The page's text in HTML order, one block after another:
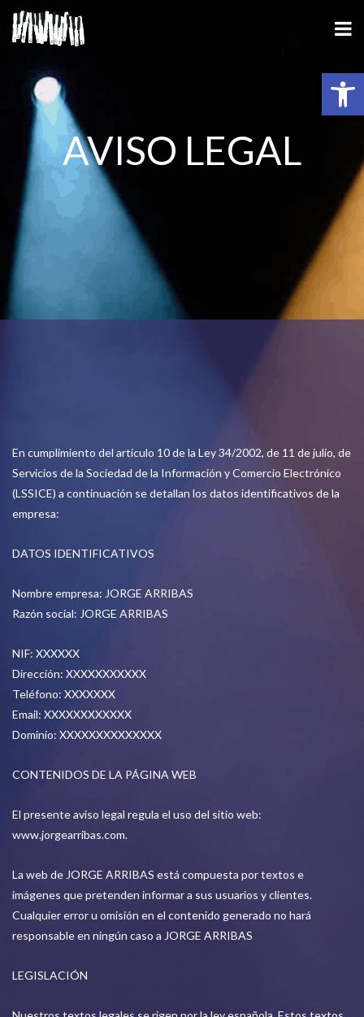
Abrir barra de herramientas
AVISO LEGAL
En cumplimiento del artículo 10 de la Ley 34/2002, de 11 de julio, de
Servicios de la Sociedad de la Información y Comercio Electrónico
(LSSICE) a continuación se detallan los datos identificativos de la
empresa:
DATOS IDENTIFICATIVOS
Nombre empresa: JORGE ARRIBAS
Razón social: JORGE ARRIBAS
NIF: XXXXXX
Dirección: XXXXXXXXXXX
Teléfono: XXXXXXX
Email: XXXXXXXXXXXX
Dominio: XXXXXXXXXXXXXX
CONTENIDOS DE LA PÁGINA WEB
El presente aviso legal regula el uso del sitio web:
www.jorgearribas.com.
La web de JORGE ARRIBAS está compuesta por textos e
imágenes que pretenden informar a sus usuarios y clientes.
Cualquier error u omisión en el contenido generado no hará
responsable en ningún caso a JORGE ARRIBAS
LEGISLACIÓN